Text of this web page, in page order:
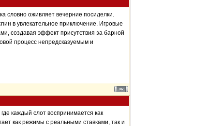
словно оживляет вечерние посиделки.
в увлекательное приключение. Игровые
создавая эффект присутствия за барной
процесс непредсказуемым и
каждый слот воспринимается как
как режимы с реальными ставками, так и